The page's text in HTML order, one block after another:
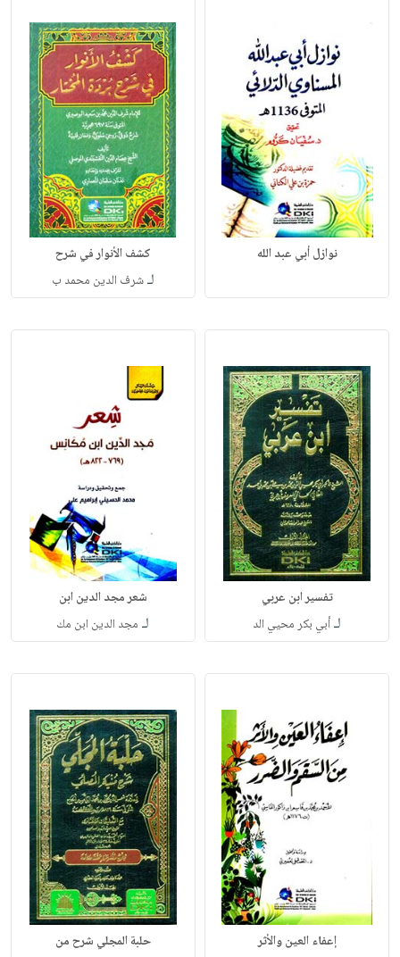
نوازل أبي عبد الله كشف الأنوار في شرح
لـشرف الدين محمد ب
تفسير ابن عربي
لـأبي بكر محيي الد
شعر مجد الدين ابن
لـ مجد الدين ابن مك
إعفاء العين والأثر حلبة المجلي شرح من